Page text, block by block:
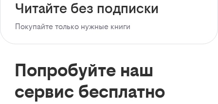
Читайте без подписки
Покупайте только нужные книги
Попробуйте наш
сервис бесплатно